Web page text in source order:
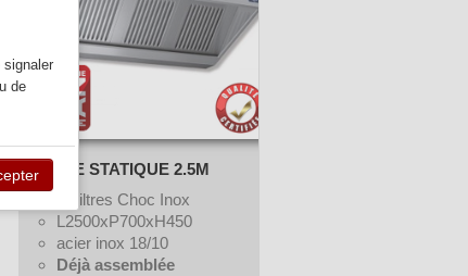
HOTTE STATIQUE 2.5M
5 Filtres Choc Inox
L2500xP700xH450
acier inox 18/10
Déjà assemblée
signaler
de